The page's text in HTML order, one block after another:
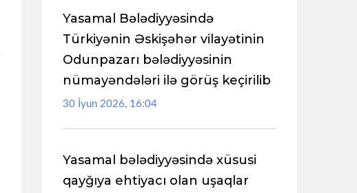
Yasamal Bələdiyyəsində
Türkiyənin Əskişəhər vilayətinin
Odunpazarı bələdiyyəsinin
nümayəndələri ilə görüş keçirilib
30 İyun 2026, 16:04
Yasamal bələdiyyəsində xüsusi
qayğıya ehtiyacı olan uşaqlar